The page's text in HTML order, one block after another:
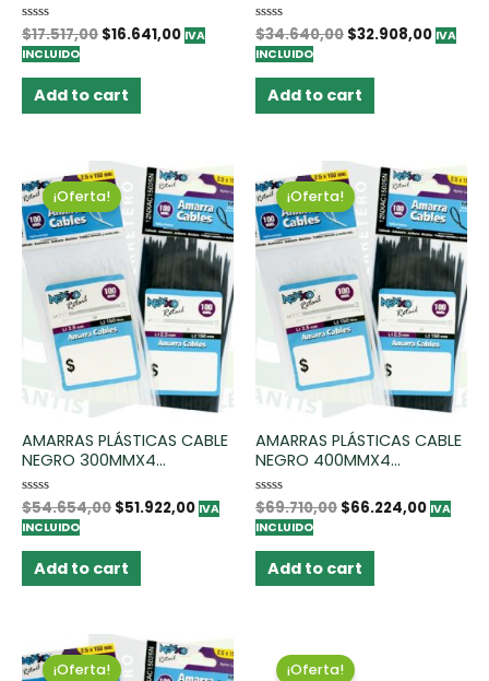
Rated
0
out
$17.517,00 $16.641,00 IVA
INCLUIDO
Add to cart
Rated
0
out
$34.640,00 $32.908,00 IVA
INCLUIDO
Add to cart
¡Oferta!
AMARRAS PLÁSTICAS CABLE
NEGRO 300MMX4...
Rated
0
out
$54.654,00 $51.922,00 IVA
INCLUIDO
Add to cart
¡Oferta!
AMARRAS PLÁSTICAS CABLE
NEGRO 400MMX4...
Rated
0
out
$69.710,00 $66.224,00 IVA
INCLUIDO
Add to cart
¡Oferta! ¡Oferta!